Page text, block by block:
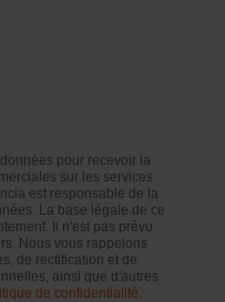
pour recevoir la
sur les services
est responsable de la
La base légale de ce
Il n'est pas prévu
Nous vous rappelons
de rectification et de
ainsi que d'autres
de confidentialité.